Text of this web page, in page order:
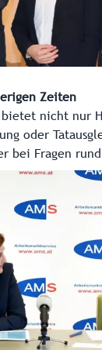
Zeiten
bietet nicht nur
oder
bei Fragen
eine
und
ist
mit St. Johann